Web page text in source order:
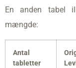
En anden tabel
mængde:
Antal
tabletter